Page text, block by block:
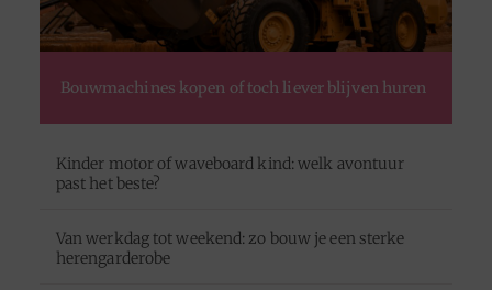
Bouwmachines kopen of toch liever blijven huren
Kinder motor of waveboard kind: welk avontuur
past het beste?
Van werkdag tot weekend: zo bouw je een sterke
herengarderobe